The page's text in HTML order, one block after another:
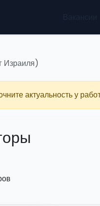
Израиля)
актуальность у